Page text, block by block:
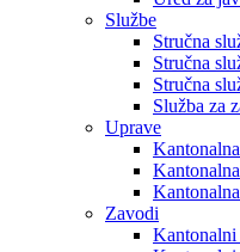
Službe
Stručna
Stručna
Stručna
Služba za
Uprave
Zavodi
Kantonalni